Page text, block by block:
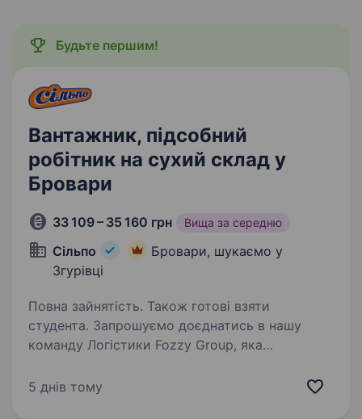
Будьте першим!
Вантажник, підсобний
робітник на сухий склад у
Бровари
33 109 – 35 160 грн Вища за середню
Сільпо
Бровари, шукаємо у
Згурівці
Повна зайнятість. Також готові взяти
студента. Запрошуємо доєднатись в нашу
команду Логістики Fozzy Group, яка
Якщо ви хочете працювати в стабільній
5 днів тому